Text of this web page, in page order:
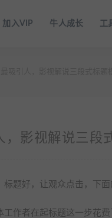
加入VIP 牛人成长 工
，影视解说三段
题好，让观众点击，下
作者在起标题这一步花费